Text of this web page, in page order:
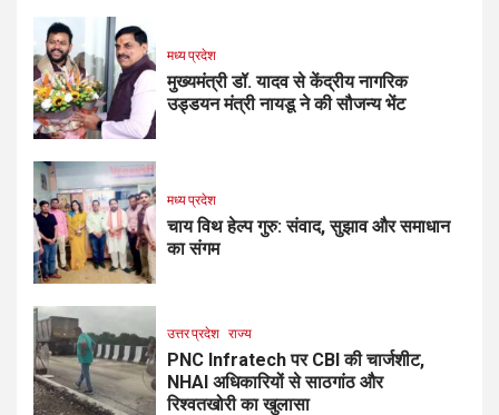
मध्य प्रदेश
मुख्यमंत्री डॉ. यादव से केंद्रीय नागरिक
उड्डयन मंत्री नायडू ने की सौजन्य भेंट
मध्य प्रदेश
चाय विथ हेल्प गुरु: संवाद, सुझाव और समाधान
का संगम
उत्तर प्रदेश राज्य
PNC Infratech पर CBI की चार्जशीट,
NHAI अधिकारियों से साठगांठ और
रिश्वतखोरी का खुलासा